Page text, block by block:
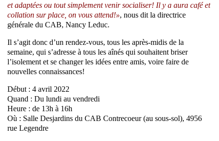
et adaptées ou tout simplement venir socialiser! Il y a aura café et
collation sur place, on vous attend!», nous dit la directrice
générale du CAB, Nancy Leduc.
Il s’agit donc d’un rendez-vous, tous les après-midis de la
semaine, qui s’adresse à tous les aînés qui souhaitent briser
l’isolement et se changer les idées entre amis, voire faire de
nouvelles connaissances!
Début : 4 avril 2022
Quand : Du lundi au vendredi
Heure : de 13h à 16h
Où : Salle Desjardins du CAB Contrecoeur (au sous-sol), 4956
rue Legendre